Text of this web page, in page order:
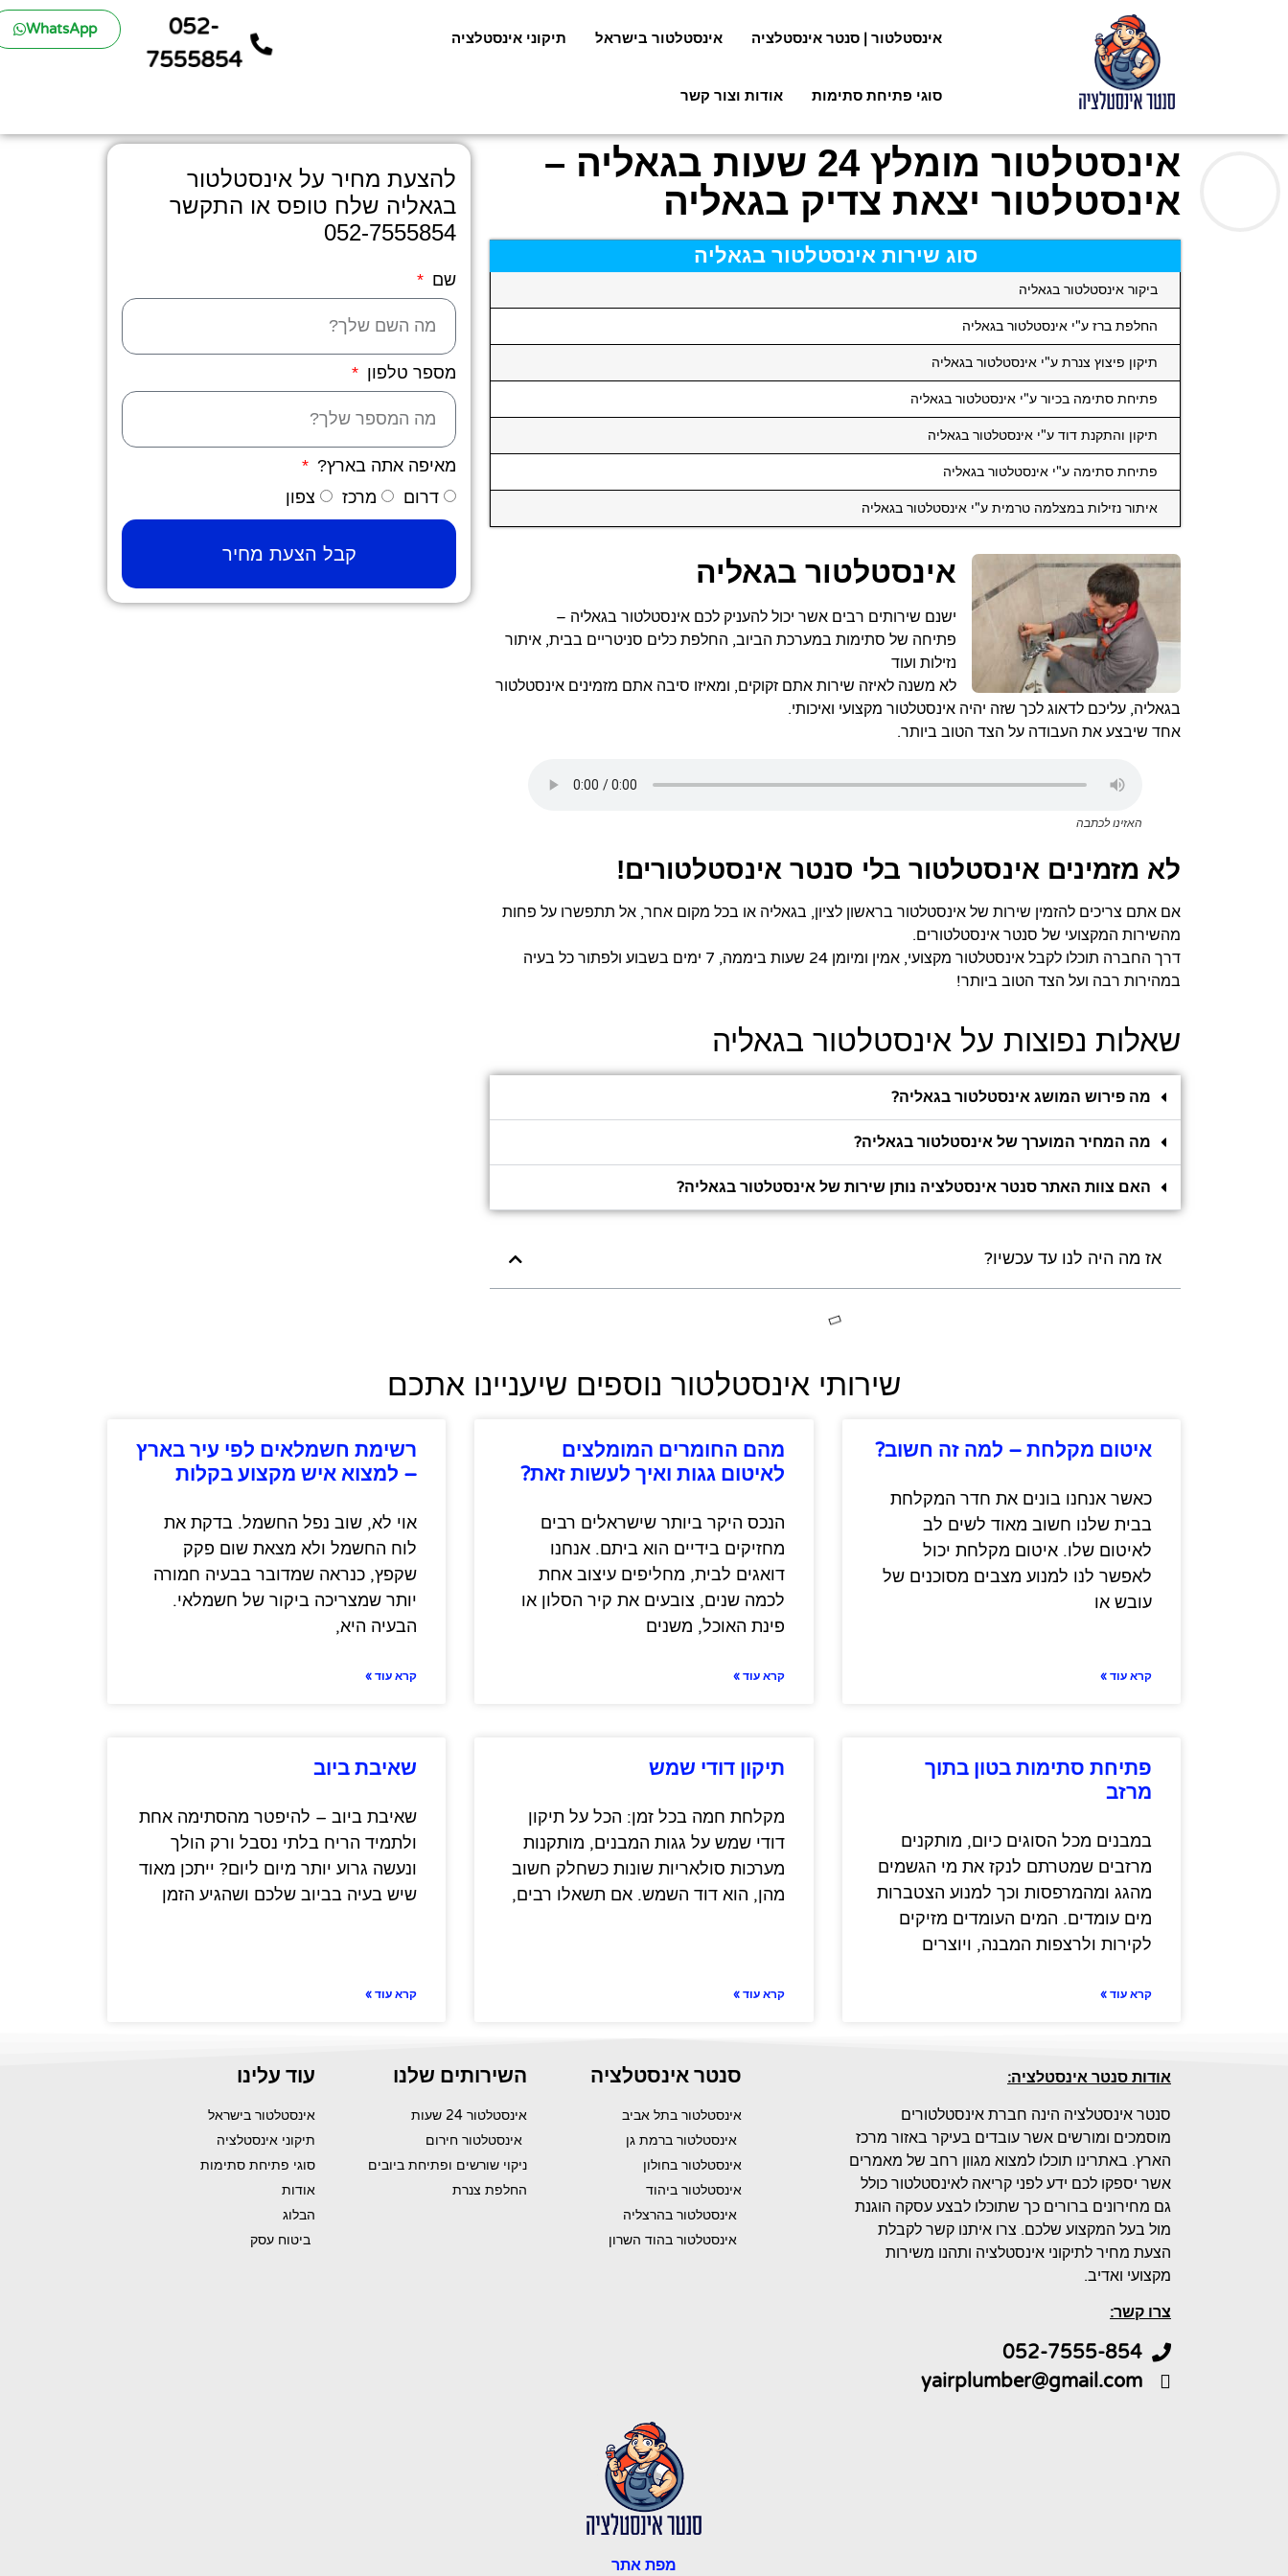
אינסטלטור | סנטר אינסטלציה אינסטלטור בישראל תיקוני אינסטלציה
סוגי פתיחת סתימות אודות וצור קשר
052-
7555854
WhatsApp
אינסטלטור מומלץ 24 שעות בגאליה –
אינסטלטור יצאת צדיק בגאליה
סוג שירות אינסטלטור בגאליה
ביקור אינסטלטור בגאליה
החלפת ברז ע"י אינסטלטור בגאליה
תיקון פיצוץ צנרת ע"י אינסטלטור בגאליה
פתיחת סתימה בכיור ע"י אינסטלטור בגאליה
תיקון והתקנת דוד ע"י אינסטלטור בגאליה
פתיחת סתימה ע"י אינסטלטור בגאליה
איתור נזילות במצלמה טרמית ע"י אינסטלטור בגאליה
אינסטלטור בגאליה
ישנם שירותים רבים אשר יכול להעניק לכם אינסטלטור בגאליה –
פתיחה של סתימות במערכת הביוב, החלפת כלים סניטריים בבית, איתור
נזילות ועוד
לא משנה לאיזה שירות אתם זקוקים, ומאיזו סיבה אתם מזמינים אינסטלטור
בגאליה, עליכם לדאוג לכך שזה יהיה אינסטלטור מקצועי ואיכותי.
אחד שיבצע את העבודה על הצד הטוב ביותר.
האזינו לכתבה
לא מזמינים אינסטלטור בלי סנטר אינסטלטורים!
אם אתם צריכים להזמין שירות של אינסטלטור בראשון לציון, בגאליה או בכל מקום אחר, אל תתפשרו על פחות
מהשירות המקצועי של סנטר אינסטלטורים.
דרך החברה תוכלו לקבל אינסטלטור מקצועי, אמין ומיומן 24 שעות ביממה, 7 ימים בשבוע ולפתור כל בעיה
במהירות רבה ועל הצד הטוב ביותר!
שאלות נפוצות על אינסטלטור בגאליה
מה פירוש המושג אינסטלטור בגאליה?
מה המחיר המוערך של אינסטלטור בגאליה?
האם צוות האתר סנטר אינסטלציה נותן שירות של אינסטלטור בגאליה?
אז מה היה לנו עד עכשיו?
להצעת מחיר על אינסטלטור
בגאליה שלח טופס או התקשר
052-7555854
שם
מספר טלפון
מאיפה אתה בארץ?
דרום
מרכז צפון
קבל הצעת מחיר
שירותי אינסטלטור נוספים שיעניינו אתכם
איטום מקלחת – למה זה חשוב?
כאשר אנחנו בונים את חדר המקלחת
בבית שלנו חשוב מאוד לשים לב
לאיטום שלו. איטום מקלחת יכול
לאפשר לנו למנוע מצבים מסוכנים של
עובש או
קרא עוד »
מהם החומרים המומלצים
לאיטום גגות ואיך לעשות זאת?
הנכס היקר ביותר שישראלים רבים
מחזיקים בידיים הוא ביתם. אנחנו
דואגים לבית, מחליפים עיצוב אחת
לכמה שנים, צובעים את קיר הסלון או
פינת האוכל, משנים
קרא עוד »
רשימת חשמלאים לפי עיר בארץ
– למצוא איש מקצוע בקלות
אוי לא, שוב נפל החשמל. בדקת את
לוח החשמל ולא מצאת שום פקק
שקפץ, כנראה שמדובר בבעיה חמורה
יותר שמצריכה ביקור של חשמלאי.
הבעיה היא,
קרא עוד »
פתיחת סתימות בטון בתוך
מרזב
במבנים מכל הסוגים כיום, מותקנים
מרזבים שמטרתם לנקז את מי הגשמים
מהגג ומהמרפסות וכך למנוע הצטברות
מים עומדים. המים העומדים מזיקים
לקירות ולרצפות המבנה, ויוצרים
קרא עוד »
תיקון דודי שמש
מקלחת חמה בכל זמן: הכל על תיקון
דודי שמש על גגות המבנים, מותקנות
מערכות סולאריות שונות כשחלק חשוב
מהן, הוא דוד השמש. אם תשאלו רבים,
קרא עוד »
שאיבת ביוב
שאיבת ביוב – להיפטר מהסתימה אחת
ולתמיד הריח בלתי נסבל ורק הולך
ונעשה גרוע יותר מיום ליום? ייתכן מאוד
שיש בעיה בביוב שלכם ושהגיע הזמן
קרא עוד »
אודות סנטר אינסטלציה:
סנטר אינסטלציה הינה חברת אינסטלטורים
מוסמכים ומורשים אשר עובדים בעיקר באזור מרכז
הארץ. באתרינו תוכלו למצוא מגוון רחב של מאמרים
אשר יספקו לכם ידע לפני קריאה לאינסטלטור כולל
גם מחירונים ברורים כך שתוכלו לבצע עסקה הוגנת
מול בעל המקצוע שלכם. צרו איתנו קשר לקבלת
הצעת מחיר לתיקוני אינסטלציה ותהנו משירות
מקצועי ואדיב.
צרו קשר:
052-7555-854
yairplumber@gmail.com
סנטר אינסטלציה
אינסטלטור בתל אביב
אינסטלטור ברמת גן
אינסטלטור בחולון
אינסטלטור ביהוד
אינסטלטור בהרצליה
אינסטלטור בהוד השרון
השירותים שלנו
אינסטלטור 24 שעות
אינסטלטור חירום
ניקוי שורשים ופתיחת ביובים
החלפת צנרת
עוד עלינו
אינסטלטור בישראל
תיקוני אינסטלציה
סוגי פתיחת סתימות
אודות
הבלוג
ביטוח עסק
מפת אתר